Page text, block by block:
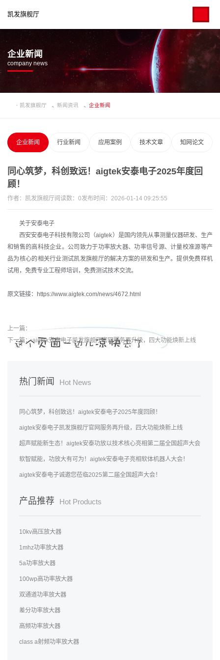
凯发旗舰厅
企业新闻
company news
凯发旗舰厅 新闻资讯 企业新闻
企业新闻 行业新闻 应用案例 技术文章 知网论文
同心筑梦，科创致远！aigtek安泰电子2025年度回
顾！
作者： 凯发旗舰厅阅读数： 0发布时间：2026-01-14 09:25:55
关于安泰电子
西安安泰电子科技有限公司（aigtek）是国内领先从事测量仪器研发、生产
和销售的高科技企业。公司致力于功率放大器、功率信号源、计量校准源等产
品为核心的相关行业测试凯发旗舰厅的解决方案的研发和生产。提供免费样机
试用，免费专业工程师培训，免费测试技术交流。
原文链接：https://www.aigtek.com/news/4672.html
上一篇：
下一篇：aigtek安泰电子凯发旗舰厅官网服务再升级，四大功能焕新上线
热门新闻 Hot News
同心筑梦，科创致远！aigtek安泰电子2025年度回顾！
aigtek安泰电子凯发旗舰厅官网服务再升级，四大功能焕新上线
超声赋能新生态！aigtek安泰功放以技术核心亮相第二届全国超声大会
软智赋能，功放大有可为！aigtek安泰电子亮相软体机器人大会！
aigtek安泰电子诚邀您莅临2025第二届全国超声大会！
产品推荐 Hot Products
10kv高压放大器
1mhz功率放大器
5a功率放大器
100wp高功率放大器
双通道功率放大器
差分功率放大器
高频功率放大器
class a射频功率放大器